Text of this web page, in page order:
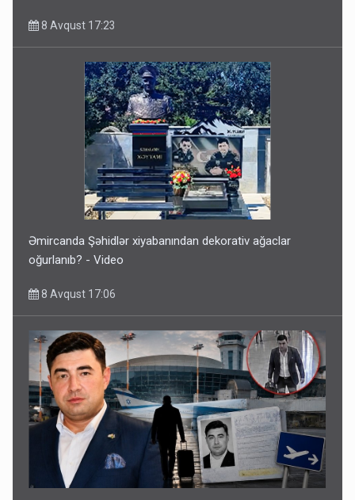
8 Avqust 17:23
Əmircanda Şəhidlər xiyabanından dekorativ ağaclar
oğurlanıb? - Video
8 Avqust 17:06